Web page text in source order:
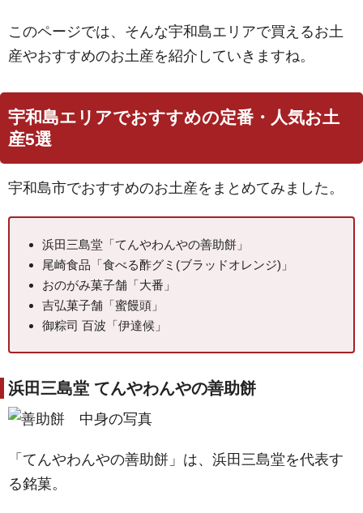
このページでは、そんな宇和島エリアで買えるお土
産やおすすめのお土産を紹介していきますね。
宇和島エリアでおすすめの定番・人気お土
産5選
宇和島市でおすすめのお土産をまとめてみました。
浜田三島堂「てんやわんやの善助餅」
尾崎食品「食べる酢グミ(ブラッドオレンジ)」
おのがみ菓子舗「大番」
吉弘菓子舗「蜜饅頭」
御粽司 百波「伊達候」
浜田三島堂 てんやわんやの善助餅
「てんやわんやの善助餅」は、浜田三島堂を代表す
る銘菓。